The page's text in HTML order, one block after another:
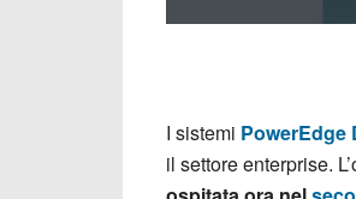
I sistemi PowerEdge
il settore enterprise.